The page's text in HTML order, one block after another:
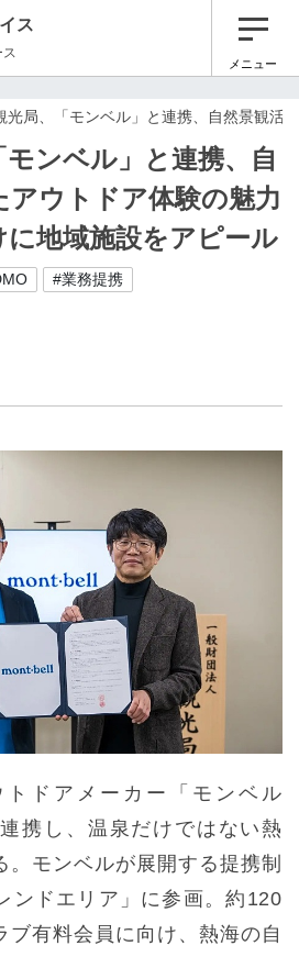
ス
メニュー
光局、「モンベル」と連携、自然景観活
ンベル」と連携、自
アウトドア体験の魅力
に地域施設をアピール
#業務提携
ドアメーカー「モンベル
携し、温泉だけではない熱
。モンベルが展開する提携制
ンドエリア」に参画。約120
ブ有料会員に向け、熱海の自